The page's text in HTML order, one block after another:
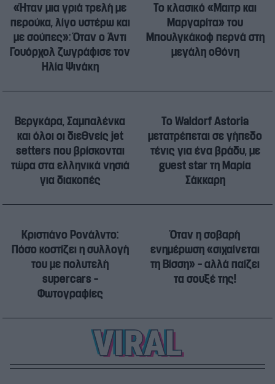
«Ήταν μια γριά τρελή με
περούκα, λίγο υστέρω και
με σούπες»: Όταν ο Άντι
Γουόρχολ ζωγράφισε τον
Ηλία Ψινάκη
Το κλασικό «Μαιτρ και
Μαργαρίτα» του
Μπουλγκάκοφ περνά στη
μεγάλη οθόνη
Βεργκάρα, Σαμπαλένκα
και όλοι οι διεθνείς jet
setters που βρίσκονται
τώρα στα ελληνικά νησιά
για διακοπές
Το Waldorf Astoria
μετατρέπεται σε γήπεδο
τένις για ένα βράδυ, με
guest star τη Μαρία
Σάκκαρη
Κριστιάνο Ρονάλντο:
Πόσο κοστίζει η συλλογή
του με πολυτελή
supercars –
Φωτογραφίες
Όταν η σοβαρή
ενημέρωση «σιχαίνεται
τη Βίσση» – αλλά παίζει
τα σουξέ της!